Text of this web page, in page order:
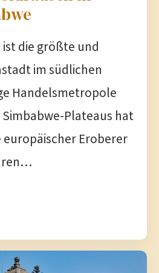
die größte und
im südlichen
Handelsmetropole
Plateaus hat
europäischer Eroberer